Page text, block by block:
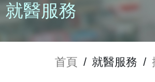
就醫服務
首頁 / 就醫服務 /